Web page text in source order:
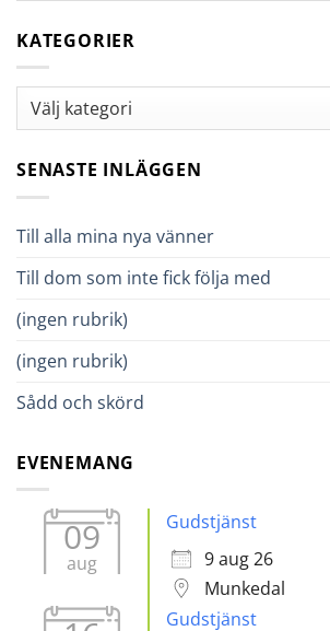
KATEGORIER
Kategorier
SENASTE INLÄGGEN
Till alla mina nya vänner
Till dom som inte fick följa med
(ingen rubrik)
(ingen rubrik)
Sådd och skörd
EVENEMANG
09
aug
Gudstjänst
9 aug 26
Munkedal
Gudstjänst